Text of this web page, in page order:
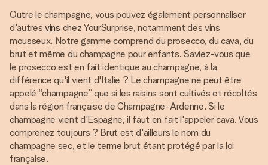
Outre le champagne, vous pouvez également personnaliser
d'autresvins chez YourSurprise, notamment des vins
mousseux. Notre gamme comprend du prosecco, du cava, du
brut et même du champagne pour enfants. Saviez-vous que
le prosecco est en fait identique au champagne, à la
différence qu'il vient d'Italie ? Le champagne ne peut être
appelé “champagne” que si les raisins sont cultivés et récoltés
dans la région française de Champagne-Ardenne. Si le
champagne vient d'Espagne, il faut en fait l'appeler cava. Vous
comprenez toujours ? Brut est d'ailleurs le nom du
champagne sec, et le terme brut étant protégé par la loi
française.